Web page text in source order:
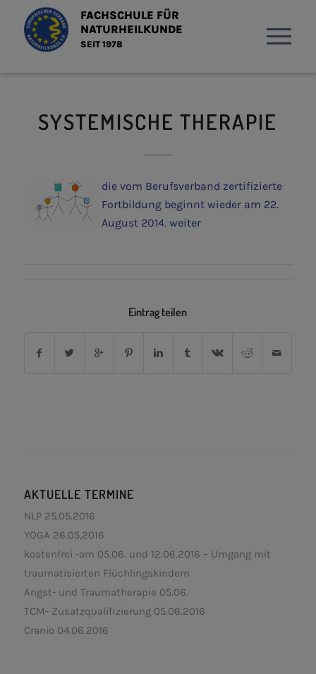
FACHSCHULE FÜR
NATURHEILKUNDE
SEIT 1978
SYSTEMISCHE THERAPIE
die vom Berufsverband zertifizierte
Fortbildung beginnt wieder am 22.
August 2014. weiter
Eintrag teilen
AKTUELLE TERMINE
NLP 25.05.2016
YOGA 26.05,2016
kostenfrei -am 05.06. und 12.06.2016 – Umgang mit
traumatisierten Flüchlingskindern
Angst- und Traumatherapie 05.06.
TCM- Zusatzqualifizierung 05.06.2016
Cranio 04.06.2016